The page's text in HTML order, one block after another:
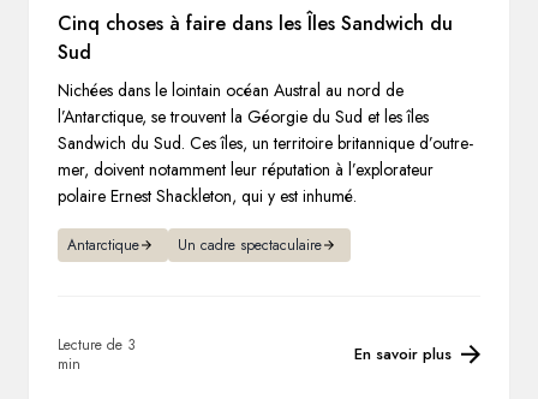
Cinq choses à faire dans les Îles Sandwich du
Sud
Nichées dans le lointain océan Austral au nord de
l’Antarctique, se trouvent la Géorgie du Sud et les îles
Sandwich du Sud. Ces îles, un territoire britannique d’outre-
mer, doivent notamment leur réputation à l’explorateur
polaire Ernest Shackleton, qui y est inhumé.
Antarctique Un cadre spectaculaire
Lecture de 3
min
En savoir plus